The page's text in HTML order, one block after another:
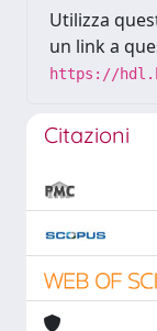
Utilizza
un link a
https://
Citazioni